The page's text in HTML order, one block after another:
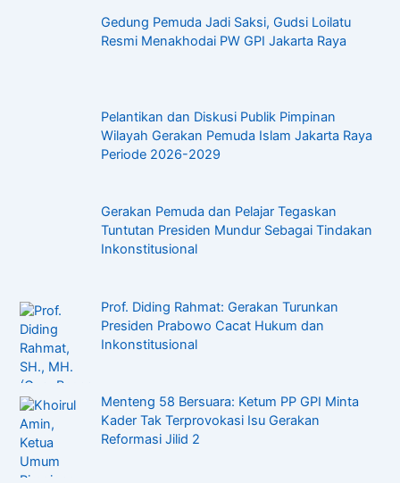
Gedung Pemuda Jadi Saksi, Gudsi Loilatu
Resmi Menakhodai PW GPI Jakarta Raya
Pelantikan dan Diskusi Publik Pimpinan
Wilayah Gerakan Pemuda Islam Jakarta Raya
Periode 2026-2029
Gerakan Pemuda dan Pelajar Tegaskan
Tuntutan Presiden Mundur Sebagai Tindakan
Inkonstitusional
Prof. Diding Rahmat: Gerakan Turunkan
Presiden Prabowo Cacat Hukum dan
Inkonstitusional
Menteng 58 Bersuara: Ketum PP GPI Minta
Kader Tak Terprovokasi Isu Gerakan
Reformasi Jilid 2